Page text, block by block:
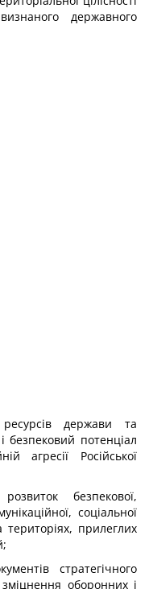
державного
держави та
безпековий потенціал
агресії Російської
безпекової,
соціальної
територіях, прилеглих
стратегічного
оборонних і